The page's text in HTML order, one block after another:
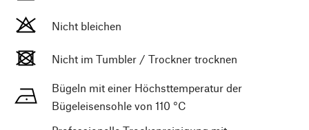
Nicht bleichen
Nicht im Tumbler / Trockner trocknen
Bügeln mit einer Höchsttemperatur der
Bügeleisensohle von 110 °C